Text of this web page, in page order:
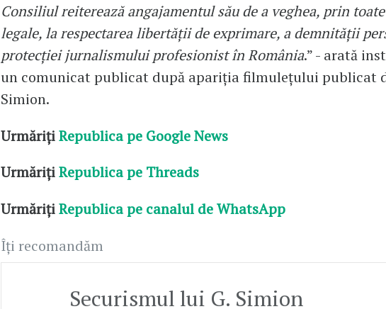
Consiliul reiterează angajamentul său de a veghea, prin
legale, la respectarea libertății de exprimare, a demnității
protecției jurnalismului profesionist în România.” - arată
un comunicat publicat după apariția filmulețului publicat
Simion.
UrmărițiRepublica pe Google News
UrmărițiRepublica pe Threads
UrmărițiRepublica pe canalul de WhatsApp
Îți recomandăm
Securismul lui G. Simion